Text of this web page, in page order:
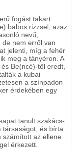
fogást takart:
babos rizzsel, azaz
nevű,
de nem erről van
jelenti, míg a fehér
meg a tányéron. A
Be(ncé)-től eredt,
a kubai
a színpadon
érdekében egy
tanult szakács-
társaságot, és bírta
számított az ellene
érkezett.